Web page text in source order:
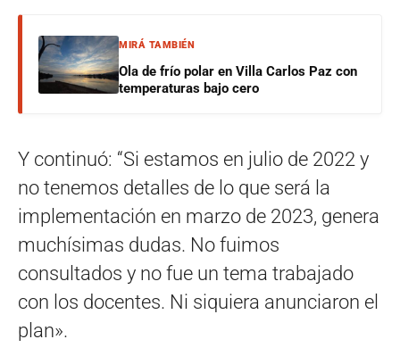
MIRÁ TAMBIÉN
Ola de frío polar en Villa Carlos Paz con
temperaturas bajo cero
Y continuó: “Si estamos en julio de 2022 y
no tenemos detalles de lo que será la
implementación en marzo de 2023, genera
muchísimas dudas. No fuimos
consultados y no fue un tema trabajado
con los docentes. Ni siquiera anunciaron el
plan».